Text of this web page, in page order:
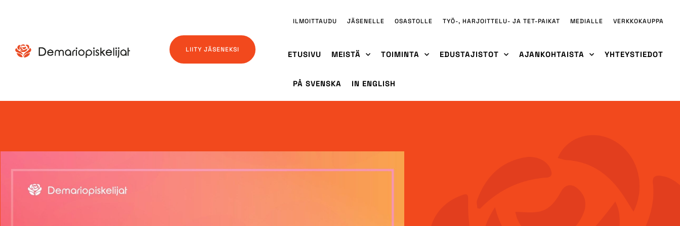
LIITY JÄSENEKSI
ILMOITTAUDU JÄSENELLE OSASTOLLE TYÖ-, HARJOITTELU- JA TET-PAIKAT MEDIALLE VERKKOKAUPPA
ETUSIVU MEISTÄ TOIMINTA EDUSTAJISTOT AJANKOHTAISTA YHTEYSTIEDOT
PÅ SVENSKA IN ENGLISH